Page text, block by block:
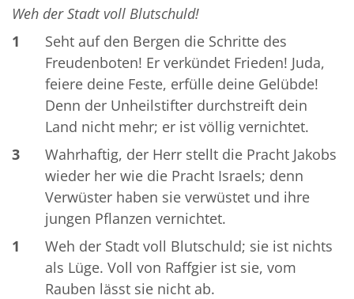
Weh der Stadt voll Blutschuld!
1
Seht auf den Bergen die Schritte des
Freudenboten! Er verkündet Frieden! Juda,
feiere deine Feste, erfülle deine Gelübde!
Denn der Unheilstifter durchstreift dein
Land nicht mehr; er ist völlig vernichtet.
3
Wahrhaftig, der Herr stellt die Pracht Jakobs
wieder her wie die Pracht Israels; denn
Verwüster haben sie verwüstet und ihre
jungen Pflanzen vernichtet.
1
Weh der Stadt voll Blutschuld; sie ist nichts
als Lüge. Voll von Raffgier ist sie, vom
Rauben lässt sie nicht ab.